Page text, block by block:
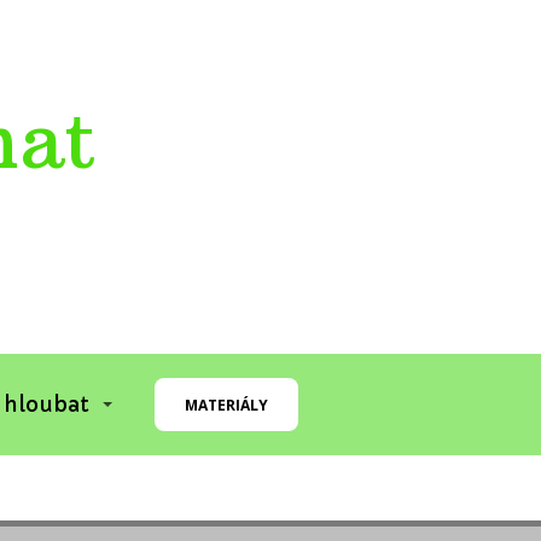
hloubat MATERIÁLY